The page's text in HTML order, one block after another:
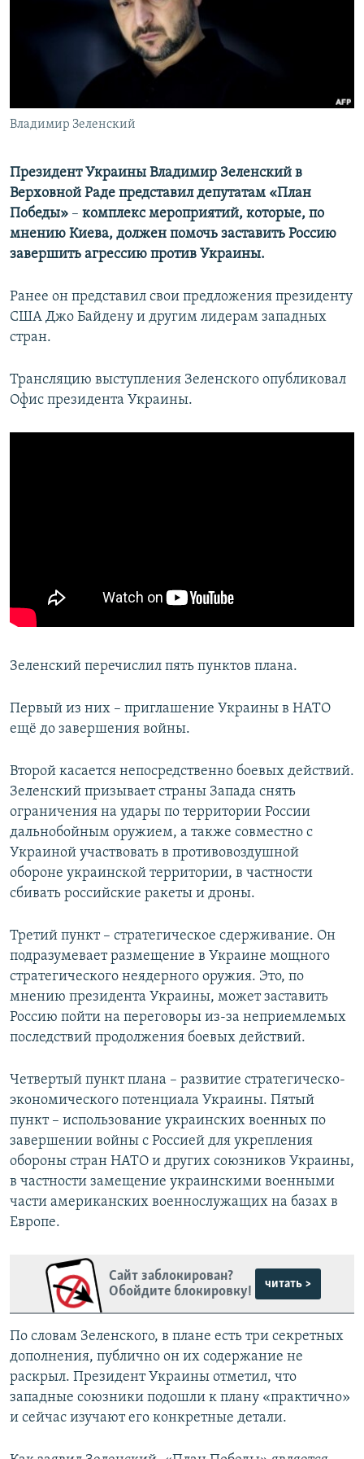
ПОБЕДИТЕЛЕЙ НЕ СУДЯТ?
КРЫМ.НЕПОКОРЕННЫЙ
УКРАИНСКАЯ ПРОБЛЕМА КРЫМА
ПРИСОЕДИНЯЙТЕСЬ!
Все сайты RFE/RL
Владимир Зеленский
Президент Украины Владимир Зеленский в
Верховной Раде представил депутатам «План
Победы» – комплекс мероприятий, которые, по
мнению Киева, должен помочь заставить Россию
завершить агрессию против Украины.
Ранее он представил свои предложения президенту
США Джо Байдену и другим лидерам западных
стран.
Трансляцию выступления Зеленского опубликовал
Офис президента Украины.
Зеленский перечислил пять пунктов плана.
Первый из них – приглашение Украины в НАТО
ещё до завершения войны.
Второй касается непосредственно боевых действий.
Зеленский призывает страны Запада снять
ограничения на удары по территории России
дальнобойным оружием, а также совместно с
Украиной участвовать в противовоздушной
обороне украинской территории, в частности
сбивать российские ракеты и дроны.
Третий пункт – стратегическое сдерживание. Он
подразумевает размещение в Украине мощного
стратегического неядерного оружия. Это, по
мнению президента Украины, может заставить
Россию пойти на переговоры из-за неприемлемых
последствий продолжения боевых действий.
Четвертый пункт плана – развитие стратегическо-
экономического потенциала Украины. Пятый
пункт – использование украинских военных по
завершении войны с Россией для укрепления
обороны стран НАТО и других союзников Украины,
в частности замещение украинскими военными
части американских военнослужащих на базах в
Европе.
Сайт заблокирован?
Обойдите блокировку!
читать >
По словам Зеленского, в плане есть три секретных
дополнения, публично он их содержание не
раскрыл. Президент Украины отметил, что
западные союзники подошли к плану «практично»
и сейчас изучают его конкретные детали.